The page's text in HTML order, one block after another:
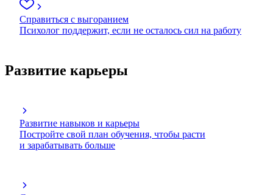
Справиться с выгоранием
Психолог поддержит, если не осталось сил на работу
Развитие карьеры
Развитие навыков и карьеры
Постройте свой план обучения, чтобы расти
и зарабатывать больше